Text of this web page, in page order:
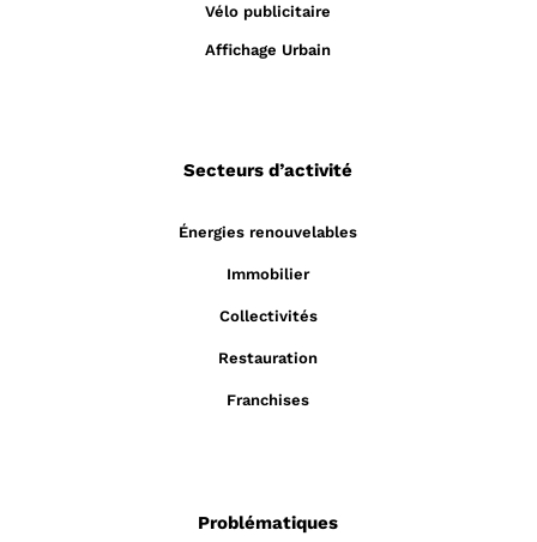
Vélo publicitaire
Affichage Urbain
Secteurs d’activité
Énergies renouvelables
Immobilier
Collectivités
Restauration
Franchises
Problématiques